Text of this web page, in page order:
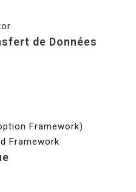
de Données
Framework)
Framework